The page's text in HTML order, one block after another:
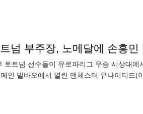
토트넘 선수들이 유로파리그 우승 시상대
인 빌바오에서 열린 맨체스터 유나이티드(